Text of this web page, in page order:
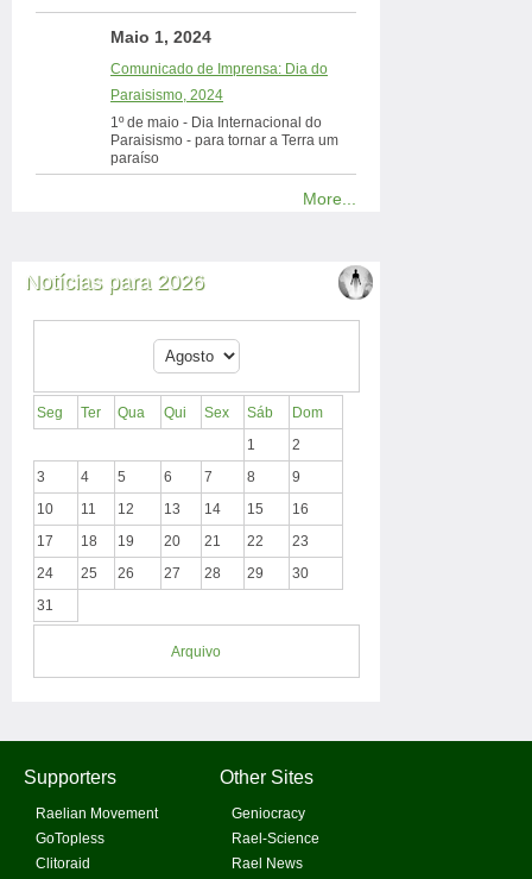
Maio 1, 2024
Comunicado de Imprensa: Dia do
Paraisismo, 2024
1º de maio - Dia Internacional do
Paraisismo - para tornar a Terra um
paraíso
More...
Notícias para 2026
Seg Ter Qua Qui Sex Sáb
Dom
1
2
3
4 5 6 7 8
9
10
11 12 13 14 15
16
17
18 19 20 21 22
23
24
25 26 27 28 29
30
31
Arquivo
Supporters
Raelian Movement
GoTopless
Clitoraid
Other Sites
Geniocracy
Rael-Science
Rael News